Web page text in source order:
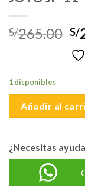
S/265.00 El
S/
1 disponibles
Añadir al
¿Necesitas